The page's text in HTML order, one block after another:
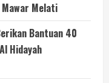
Mawar Melati
Bantuan 40
Hidayah